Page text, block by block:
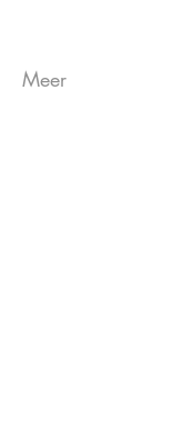
Meer